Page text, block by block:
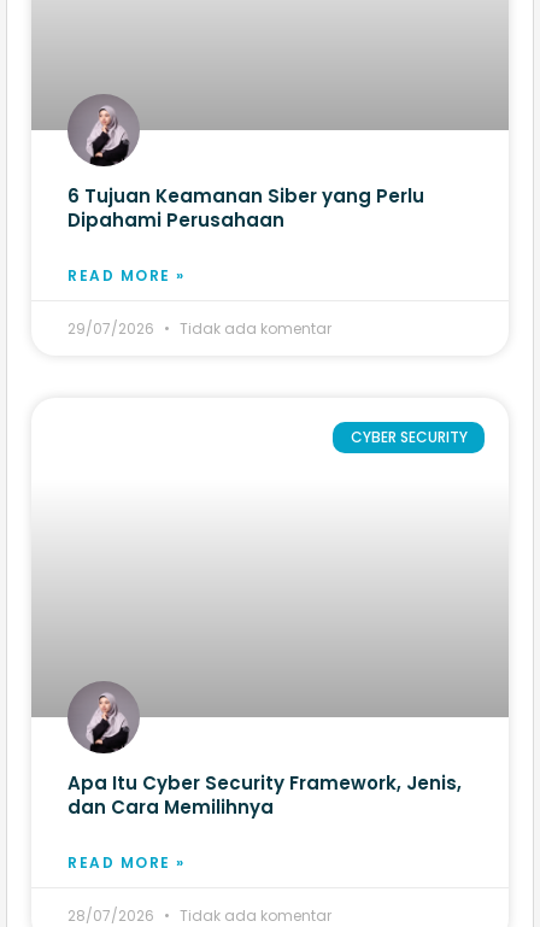
6 Tujuan Keamanan Siber yang Perlu
Dipahami Perusahaan
READ MORE »
29/07/2026 Tidak ada komentar
CYBER SECURITY
Apa Itu Cyber Security Framework, Jenis,
dan Cara Memilihnya
READ MORE »
28/07/2026 Tidak ada komentar